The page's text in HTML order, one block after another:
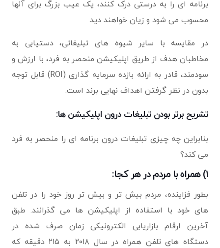
برنامه ای را به درستی درک کنند، یک عیب بزرگ برای آنها
محسوب می شود و زیان خواهند دید.
در مقایسه با سایر شیوه های تبلیغاتی، دستیابی به
مخاطبان هدف از طریق اپلیکیشن منحصر به فرد، با ارزش و
سودمند، قادر به ارائه بازده سرمایه گذاری (ROI) قابل توجه
بدون در نظر گرفتن اهداف نهایی برند است.
تشریح برتر بودن تبلیغات درون اپلیکیشن ها:
بنابراین چه چیزی تبلیغات درون برنامه ای را منحصر به فرد
می کند؟
۱) همراه با مردم در هر کجا:
بطور فزاینده، مردم بیش تر و بیش تر روز خود را در تلفن
های خود با استفاده از اپلیکیشن ها می گذرانند. طبق
آخرین ارقام بازاریابی الکترونیکی زمان صرف شده در
دستگاه های تلفن همراه در سال ۲۰۱۸ به ۲۱۵ دقیقه که